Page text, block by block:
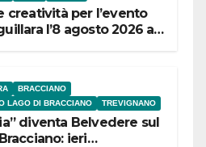
creatività per l’evento
l’8 agosto 2026 al
BRACCIANO
LAGO DI BRACCIANO
TREVIGNANO
diventa Belvedere sul
ieri